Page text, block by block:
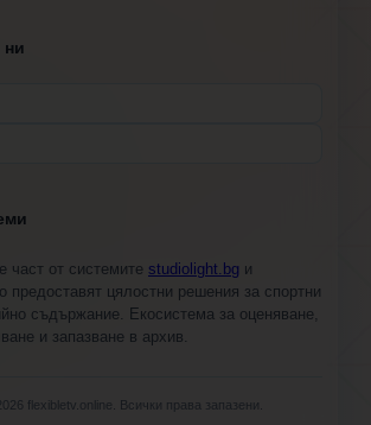
ни
част от системите studiolight.bg и
предоставят цялостни решения за спортни
съдържание. Екосистема за оценяване,
и запазване в архив.
flexibletv.online. Всички права запазени.